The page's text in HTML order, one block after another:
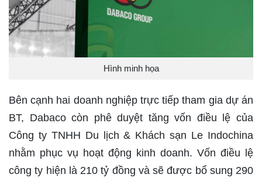
Hình minh họa
Bên cạnh hai doanh nghiệp trực tiếp tham gia dự án
BT, Dabaco còn phê duyệt tăng vốn điều lệ của
Công ty TNHH Du lịch & Khách sạn Le Indochina
nhằm phục vụ hoạt động kinh doanh. Vốn điều lệ
công ty hiện là 210 tỷ đồng và sẽ được bổ sung 290